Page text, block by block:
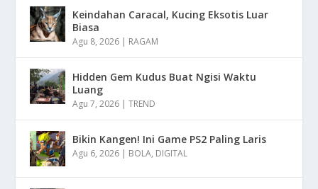
Keindahan Caracal, Kucing Eksotis Luar
Biasa
Agu 8, 2026 | RAGAM
Hidden Gem Kudus Buat Ngisi Waktu
Luang
Agu 7, 2026 |TREND
Bikin Kangen! Ini Game PS2 Paling Laris
Agu 6, 2026 | BOLA, DIGITAL